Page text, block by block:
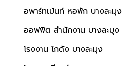
อพาร์ทเม้นท์ หอพัก บางละมุง
ออฟฟิต สำนักงาน บางละมุง
โรงงาน โกดัง บางละมุง